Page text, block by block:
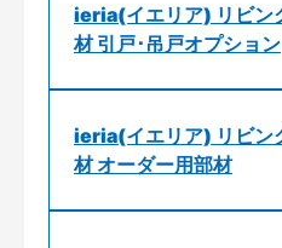
ieria(イエリア) リビン
材 引戸･吊戸オプション
ieria(イエリア) リビン
材 オーダー用部材